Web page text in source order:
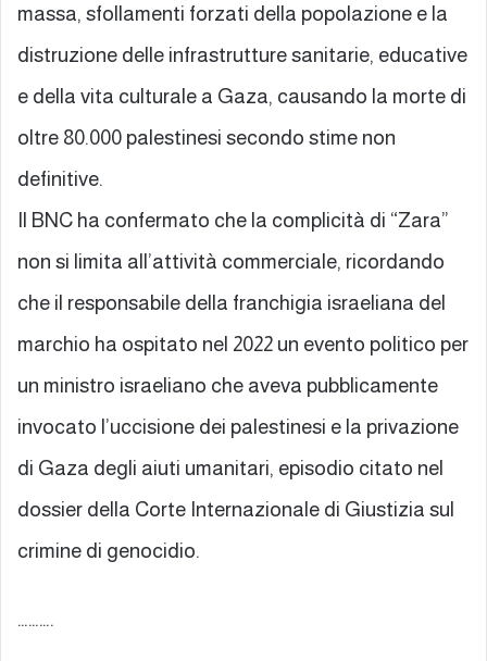
massa, sfollamenti forzati della popolazione e la
distruzione delle infrastrutture sanitarie, educative
e della vita culturale a Gaza, causando la morte di
oltre 80.000 palestinesi secondo stime non
definitive.
Il BNC ha confermato che la complicità di “Zara”
non si limita all’attività commerciale, ricordando
che il responsabile della franchigia israeliana del
marchio ha ospitato nel 2022 un evento politico per
un ministro israeliano che aveva pubblicamente
invocato l’uccisione dei palestinesi e la privazione
di Gaza degli aiuti umanitari, episodio citato nel
dossier della Corte Internazionale di Giustizia sul
crimine di genocidio.
……….